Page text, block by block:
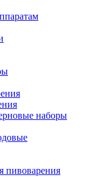
наборы
пивоварения